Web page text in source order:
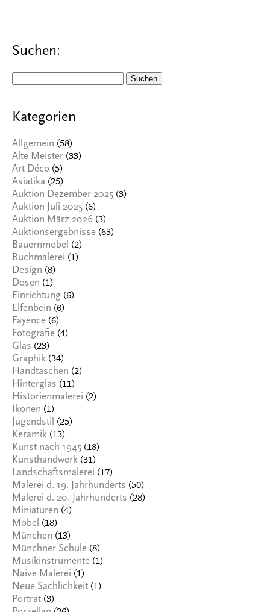
Suchen:
Kategorien
Allgemein (58)
Alte Meister (33)
Art Déco (5)
Asiatika (25)
Auktion Dezember 2025 (3)
Auktion Juli 2025 (6)
Auktion März 2026 (3)
Auktionsergebnisse (63)
Bauernmöbel (2)
Buchmalerei (1)
Design (8)
Dosen (1)
Einrichtung (6)
Elfenbein (6)
Fayence (6)
Fotografie (4)
Glas (23)
Graphik (34)
Handtaschen (2)
Hinterglas (11)
Historienmalerei (2)
Ikonen (1)
Jugendstil (25)
Keramik (13)
Kunst nach 1945 (18)
Kunsthandwerk (31)
Landschaftsmalerei (17)
Malerei d. 19. Jahrhunderts (50)
Malerei d. 20. Jahrhunderts (28)
Miniaturen (4)
Möbel (18)
München (13)
Münchner Schule (8)
Musikinstrumente (1)
Naive Malerei (1)
Neue Sachlichkeit (1)
Porträt (3)